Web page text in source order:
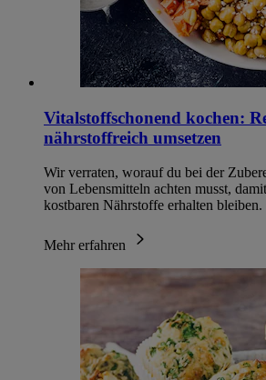
Vitalstoffschonend kochen:
nährstoffreich umsetzen
Wir verraten, worauf du bei der
von Lebensmitteln achten musst,
kostbaren Nährstoffe erhalten bleiben.
Mehr erfahren